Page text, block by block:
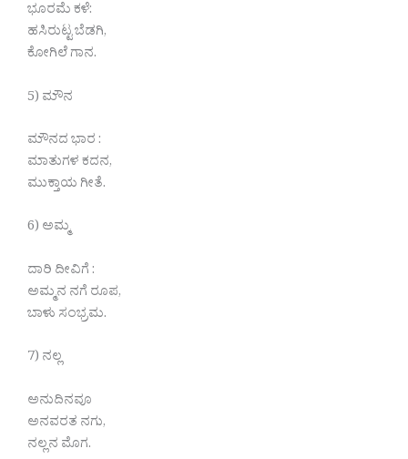
ಭೂರಮೆ ಕಳೆ:
ಹಸಿರುಟ್ಟ ಬೆಡಗಿ,
ಕೋಗಿಲೆ ಗಾನ.
5) ಮೌನ
ಮೌನದ ಭಾರ :
ಮಾತುಗಳ ಕದನ,
ಮುಕ್ತಾಯ ಗೀತೆ.
6) ಅಮ್ಮ
ದಾರಿ ದೀವಿಗೆ :
ಅಮ್ಮನ ನಗೆ ರೂಪ,
ಬಾಳು ಸಂಭ್ರಮ.
7) ನಲ್ಲ
ಅನುದಿನವೂ
ಅನವರತ ನಗು,
ನಲ್ಲನ ಮೊಗ.